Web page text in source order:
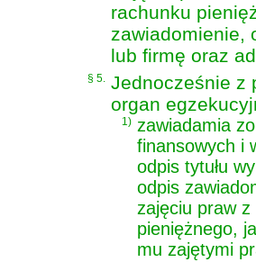
rachunku
zawiadomienie,
lub firmę oraz
§ 5.
Jednocześnie z
organ
1) zawiadamia
finansowych i
odpis tytułu
odpis
zajęciu praw
pieniężnego,
mu zajętymi